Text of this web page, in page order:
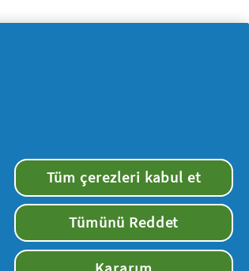
Tüm çerezleri kabul et
Tümünü Reddet